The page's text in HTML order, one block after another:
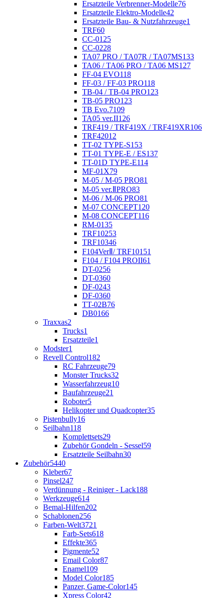
Ersatzteile Verbrenner-Modelle76
Ersatzteile Elektro-Modelle42
Ersatzteile Bau- & Nutzfahrzeuge1
TRF60
CC-01 25
CC-0228
TA07 PRO / TA07R / TA07MS133
TA06 / TA06 PRO / TA06 MS127
FF-04 EVO118
FF-03 / FF-03 PRO118
TB-04 / TB-04 PRO123
TB-05 PRO123
TB Evo.7109
TA05 ver.II126
TRF419 / TRF419X / TRF419XR106
TRF42012
TT-02 TYPE-S153
TT-01 TYPE-E / ES137
TT-01D TYPE-E114
MF-01X79
M-05 / M-05 PRO81
M-05 ver.ⅡPRO83
M-06 / M-06 PRO81
M-07 CONCEPT120
M-08 CONCEPT116
RM-0135
TRF10253
TRF10346
F104VerⅡ/ TRF101 51
F104 / F104 PROII61
DT-0256
DT-0360
DF-0243
DF-0360
TT-02B76
DB0166
Traxxas2
Trucks1
Ersatzteile1
Modster1
Revell Control182
RC Fahrzeuge79
Monster Trucks32
Wasserfahrzeug10
Baufahrzeuge21
Roboter5
Helikopter und Quadcopter35
Pistenbully16
Seilbahn118
Komplettsets29
Zubehör Gondeln - Sessel59
Ersatzteile Seilbahn30
Zubehör5440
Kleber67
Pinsel247
Verdünnung - Reiniger - Lack188
Werkzeuge614
Bemal-Hilfen202
Schablonen256
Farben-Welt3721
Farb-Sets618
Effekte365
Pigmente52
Email Color87
Enamel109
Model Color185
Panzer, Game-Color145
Xpress Color42